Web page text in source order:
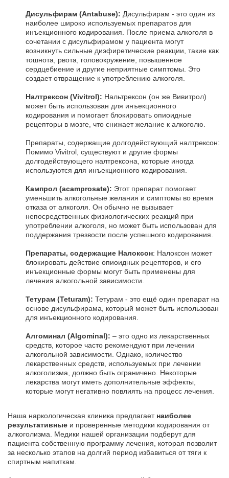
Дисульфирам (Antabuse): Дисульфирам - это один из
наиболее широко используемых препаратов для
инъекционного кодирования. После приема алкоголя в
сочетании с дисульфирамом у пациента могут
возникнуть сильные диэфиретические реакции, такие как
тошнота, рвота, головокружение, повышенное
сердцебиение и другие неприятные симптомы. Это
создает отвращение к употреблению алкоголя.
Налтрексон (Vivitrol): Нальтрексон (он же Вивитрол)
может быть использован для инъекционного
кодирования и помогает блокировать опиоидные
рецепторы в мозге, что снижает желание к алкоголю.
Препараты, содержащие долгодействующий налтрексон:
Помимо Vivitrol, существуют и другие формы
долгодействующего налтрексона, которые иногда
используются для инъекционного кодирования.
Кампрол (acamprosate): Этот препарат помогает
уменьшить алкогольные желания и симптомы во время
отказа от алкоголя. Он обычно не вызывает
непосредственных физиологических реакций при
употреблении алкоголя, но может быть использован для
поддержания трезвости после успешного кодирования.
Препараты, содержащие Налоксон: Налоксон может
блокировать действие опиоидных рецепторов, и его
инъекционные формы могут быть применены для
лечения алкогольной зависимости.
Тетурам (Teturam): Тетурам - это ещё один препарат на
основе дисульфирама, который может быть использован
для инъекционного кодирования.
Алгоминал (Algominal): – это одно из лекарственных
средств, которое часто рекомендуют при лечении
алкогольной зависимости. Однако, количество
лекарственных средств, используемых при лечении
алкоголизма, должно быть ограничено. Некоторые
лекарства могут иметь дополнительные эффекты,
которые могут негативно повлиять на процесс лечения.
Наша наркологическая клиника предлагает наиболее
результативные и проверенные методики кодирования от
алкоголизма. Медики нашей организации подберут для
пациента собственную программу лечения, которая позволит
за несколько этапов на долгий период избавиться от тяги к
спиртным напиткам.